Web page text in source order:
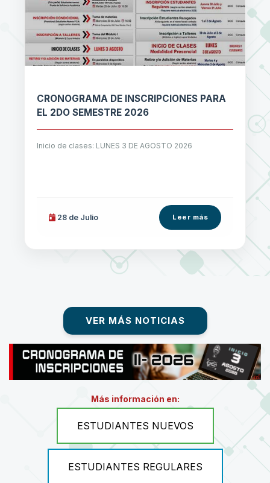
CRONOGRAMA DE INSCRIPCIONES PARA
EL 2DO SEMESTRE 2026
Inicio de clases: LUNES 3 DE AGOSTO 2026
28 de Julio Leer más
VER MÁS NOTICIAS
Más información en:
ESTUDIANTES NUEVOS
ESTUDIANTES REGULARES